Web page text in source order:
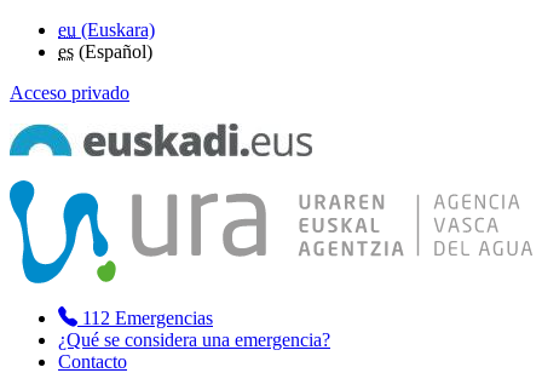
eu (Euskara)
es (Español)
Acceso privado
112 Emergencias
¿Qué se considera una emergencia?
Contacto